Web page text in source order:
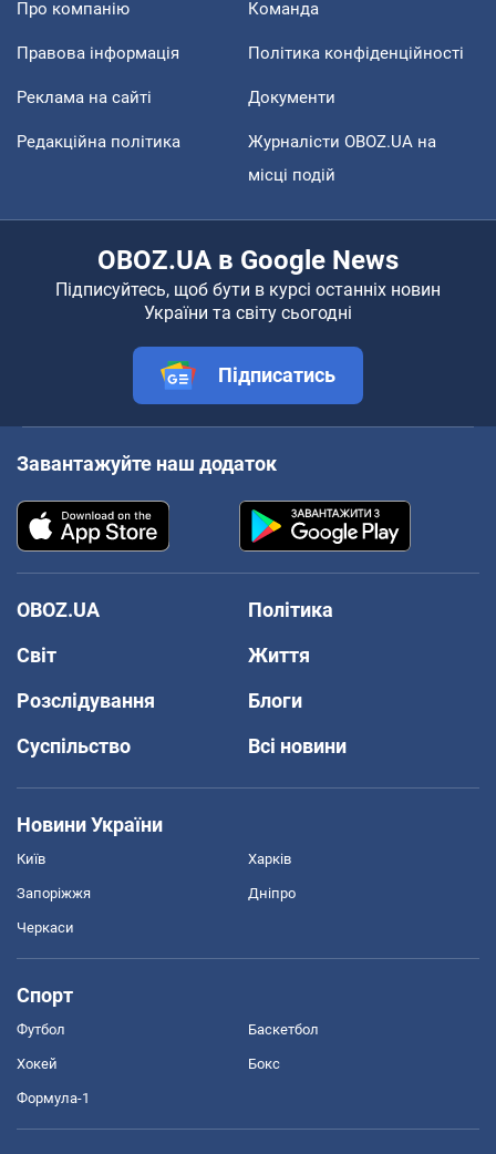
Про компанію Команда
Правова інформація Політика конфіденційності
Реклама на сайті Документи
Редакційна політика
Журналісти OBOZ.UA на
місці подій
OBOZ.UA в Google News
Підписуйтесь, щоб бути в курсі останніх новин
України та світу сьогодні
Підписатись
Завантажуйте наш додаток
OBOZ.UA
Політика
Світ
Життя
Розслідування
Блоги
Суспільство
Всі новини
Новини України
Київ Харків
Запоріжжя Дніпро
Черкаси
Спорт
Футбол Баскетбол
Хокей Бокс
Формула-1